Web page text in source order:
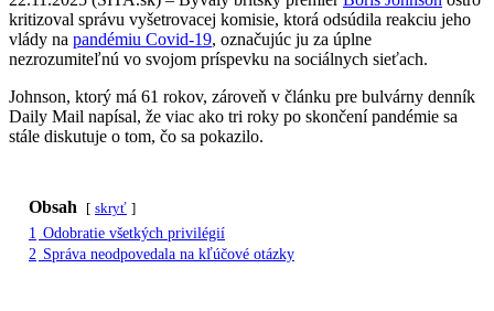
kritizoval správu vyšetrovacej komisie, ktorá odsúdila reakciu jeho
vlády na pandémiu Covid-19, označujúc ju za úplne
nezrozumiteľnú vo svojom príspevku na sociálnych sieťach.
Johnson, ktorý má 61 rokov, zároveň v článku pre bulvárny denník
Daily Mail napísal, že viac ako tri roky po skončení pandémie sa
stále diskutuje o tom, čo sa pokazilo.
Obsah skryť
1 Odobratie všetkých privilégií
2 Správa neodpovedala na kľúčové otázky